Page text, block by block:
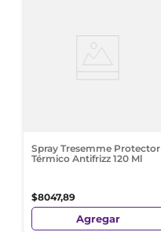
Spray Tresemme Protector
Térmico Antifrizz 120 Ml
$8047,89
Agregar